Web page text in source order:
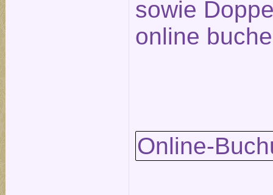
sowie
online
Online-